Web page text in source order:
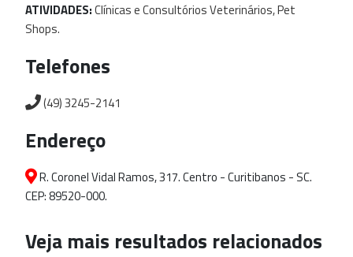
ATIVIDADES:ClínicaseConsultóriosVeterinários,Pet
Shops.
Telefones
(49) 3245-2141
Endereço
R. Coronel Vidal Ramos, 317. Centro - Curitibanos - SC.
CEP: 89520-000.
Veja mais resultados relacionados